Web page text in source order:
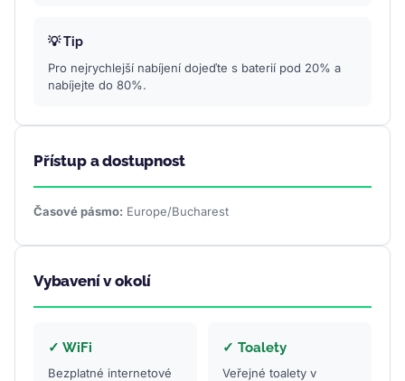
💡 Tip
Pro nejrychlejší nabíjení dojeďte s baterií pod 20% a
nabíjejte do 80%.
Přístup a dostupnost
Časové pásmo: Europe/Bucharest
Vybavení v okolí
✓ WiFi
Bezplatné internetové
✓ Toalety
Veřejné toalety v